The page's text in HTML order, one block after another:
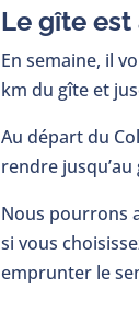
Le gîte
En semaine, il
km du gîte et
Au départ du
rendre jusqu’au
Nous pourrons
si vous
emprunter le